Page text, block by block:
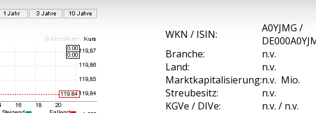
WKN / ISIN:
A0YJMG /
Branche:
n.v.
Land:
n.v.
Marktkapitalisierung:n.v. Mio.
Streubesitz:
n.v.
KGVe / DIVe:
n.v. / n.v.